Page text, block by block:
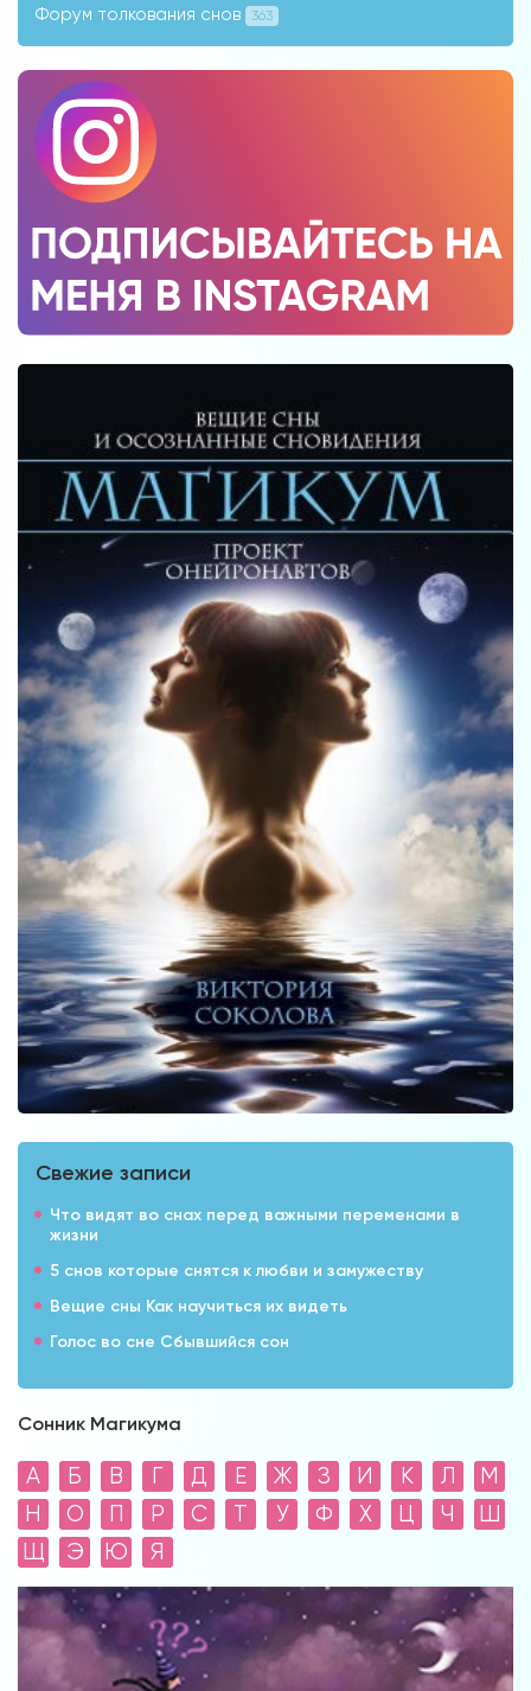
Форум толкования снов 363
Свежие записи
Что видят во снах перед важными переменами в
жизни
5 снов которые снятся к любви и замужеству
Вещие сны Как научиться их видеть
Голос во сне Сбывшийся сон
Сонник Магикума
А Б В Г Д Е Ж З И К Л
М
Н
О П Р С Т У Ф Х Ц Ч
Ш
Щ
Э Ю Я